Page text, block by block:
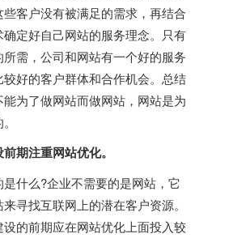
客户没有被满足的需求，再结合
确定好自己网站的服务理念。只有
需，公司和网站有一个好的服务
好的客户群体和合作机会。总结
为了做网站而做网站，网站是为
期注重网站优化。
什么?企业不需要的是网站，它
寻找互联网上的潜在客户资源。
设的前期应在网站优化上面投入较